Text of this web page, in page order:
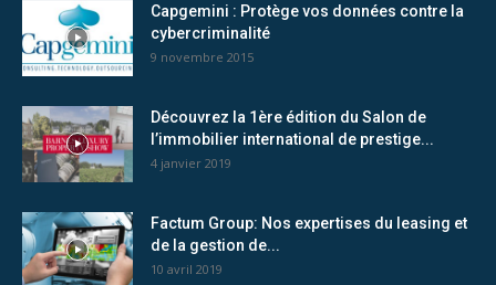
Capgemini : Protège vos données contre la
cybercriminalité
9 novembre 2015
Découvrez la 1ère édition du Salon de
l’immobilier international de prestige...
4 janvier 2019
Factum Group: Nos expertises du leasing et
de la gestion de...
10 avril 2019